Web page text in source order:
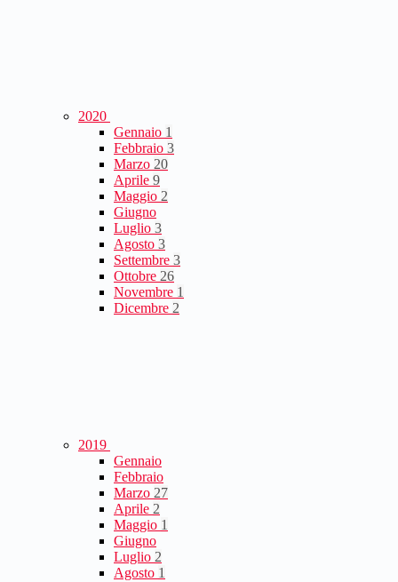
2020
Gennaio 1
Febbraio 3
Marzo 20
Aprile 9
Maggio 2
Giugno
Luglio 3
Agosto 3
Settembre 3
Ottobre 26
Novembre 1
Dicembre 2
2019
Gennaio
Febbraio
Marzo 27
Aprile 2
Maggio 1
Giugno
Luglio 2
Agosto 1